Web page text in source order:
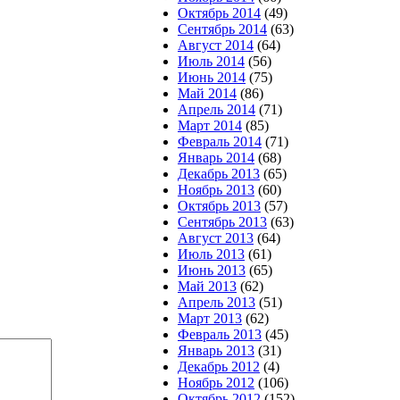
Октябрь 2014 (49)
Сентябрь 2014 (63)
Август 2014 (64)
Июль 2014 (56)
Июнь 2014 (75)
Май 2014 (86)
Апрель 2014 (71)
Март 2014 (85)
Февраль 2014 (71)
Январь 2014 (68)
Декабрь 2013 (65)
Ноябрь 2013 (60)
Октябрь 2013 (57)
Сентябрь 2013 (63)
Август 2013 (64)
Июль 2013 (61)
Июнь 2013 (65)
Май 2013 (62)
Апрель 2013 (51)
Март 2013 (62)
Февраль 2013 (45)
Январь 2013 (31)
Декабрь 2012 (4)
Ноябрь 2012 (106)